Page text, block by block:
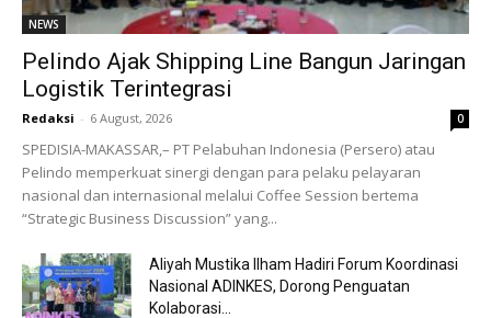
NEWS
Pelindo Ajak Shipping Line Bangun Jaringan
Logistik Terintegrasi
Redaksi - 6 August, 2026 0
SPEDISIA-MAKASSAR,– PT Pelabuhan Indonesia (Persero) atau
Pelindo memperkuat sinergi dengan para pelaku pelayaran
nasional dan internasional melalui Coffee Session bertema
“Strategic Business Discussion” yang...
Aliyah Mustika Ilham Hadiri Forum Koordinasi
Nasional ADINKES, Dorong Penguatan
Kolaborasi...